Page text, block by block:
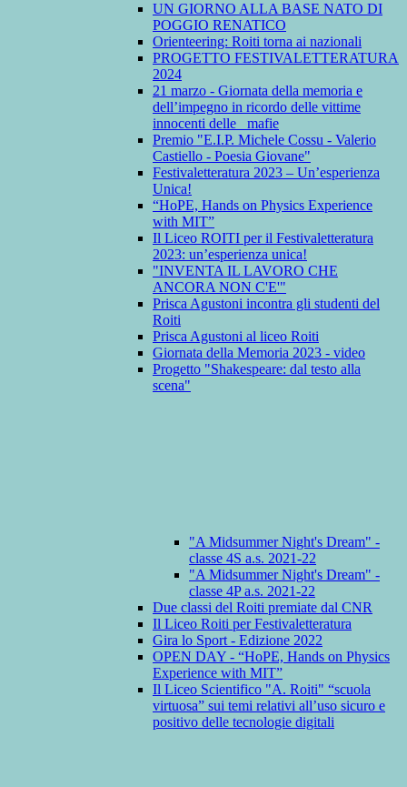
UN GIORNO ALLA BASE NATO DI
POGGIO RENATICO
Orienteering: Roiti torna ai nazionali
PROGETTO FESTIVALETTERATURA
2024
21 marzo - Giornata della memoria e
dell’impegno in ricordo delle vittime
innocenti delle mafie
Premio "E.I.P. Michele Cossu - Valerio
Castiello - Poesia Giovane"
Festivaletteratura 2023 – Un’esperienza
Unica!
“HoPE, Hands on Physics Experience
with MIT”
Il Liceo ROITI per il Festivaletteratura
2023: un’esperienza unica!
"INVENTA IL LAVORO CHE
ANCORA NON C'E'"
Prisca Agustoni incontra gli studenti del
Roiti
Prisca Agustoni al liceo Roiti
Giornata della Memoria 2023 - video
Progetto "Shakespeare: dal testo alla
scena"
"A Midsummer Night's Dream" -
classe 4S a.s. 2021-22
"A Midsummer Night's Dream" -
classe 4P a.s. 2021-22
Due classi del Roiti premiate dal CNR
Il Liceo Roiti per Festivaletteratura
Gira lo Sport - Edizione 2022
OPEN DAY - “HoPE, Hands on Physics
Experience with MIT”
Il Liceo Scientifico "A. Roiti" “scuola
virtuosa” sui temi relativi all’uso sicuro e
positivo delle tecnologie digitali